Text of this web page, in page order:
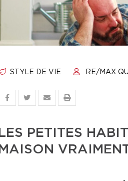
STYLE DE VIE RE/MAX
LES PETITES
MAISON